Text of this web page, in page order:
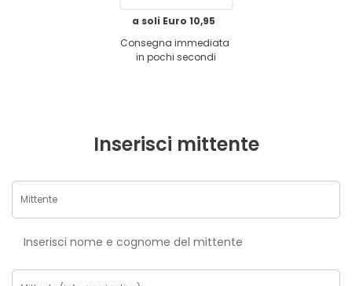
a soli Euro 10,95
Consegna immediata
in pochi secondi
Inserisci mittente
Inserisci nome e cognome del mittente